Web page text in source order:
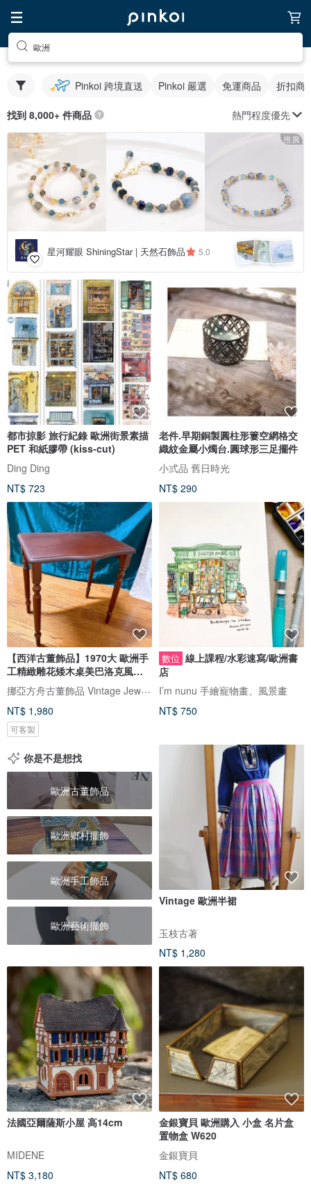
歐洲
Pinkoi 跨境直送 Pinkoi 嚴選 免運商品 折扣商
找到 8,000+ 件商品 熱門程度優先
推廣
星河耀眼 ShiningStar | 天然石飾品 5.0
都市掠影 旅行紀錄 歐洲街景素描
PET 和紙膠帶 (kiss-cut)
Ding Ding
NT$ 723
老件.早期銅製圓柱形簍空網格交
織紋金屬小燭台.圓球形三足擺件
小弎品 舊日時光
NT$ 290
【西洋古董飾品】1970大 歐洲手
工精緻雕花矮木桌美巴洛克風木
桌
挪亞方舟古董飾品 Vintage Jewelry
NT$ 1,980
可客製
數位 線上課程/水彩速寫/歐洲書
店
I’m nunu 手繪寵物畫、風景畫
NT$ 750
你是不是想找
歐洲古董飾品
歐洲鄉村擺飾
歐洲手工飾品
歐洲藝術擺飾
Vintage 歐洲半裙
玉枝古著
NT$ 1,280
法國亞爾薩斯小屋 高14cm
MIDENE
NT$ 3,180
金銀寶貝 歐洲購入 小盒 名片盒
置物盒 W620
金銀寶貝
NT$ 680